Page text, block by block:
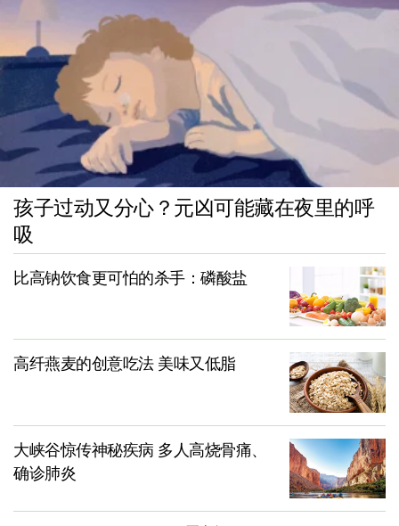
孩子过动又分心？元凶可能藏在夜里的呼
吸
比高钠饮食更可怕的杀手：磷酸盐
高纤燕麦的创意吃法 美味又低脂
大峡谷惊传神秘疾病 多人高烧骨痛、
确诊肺炎